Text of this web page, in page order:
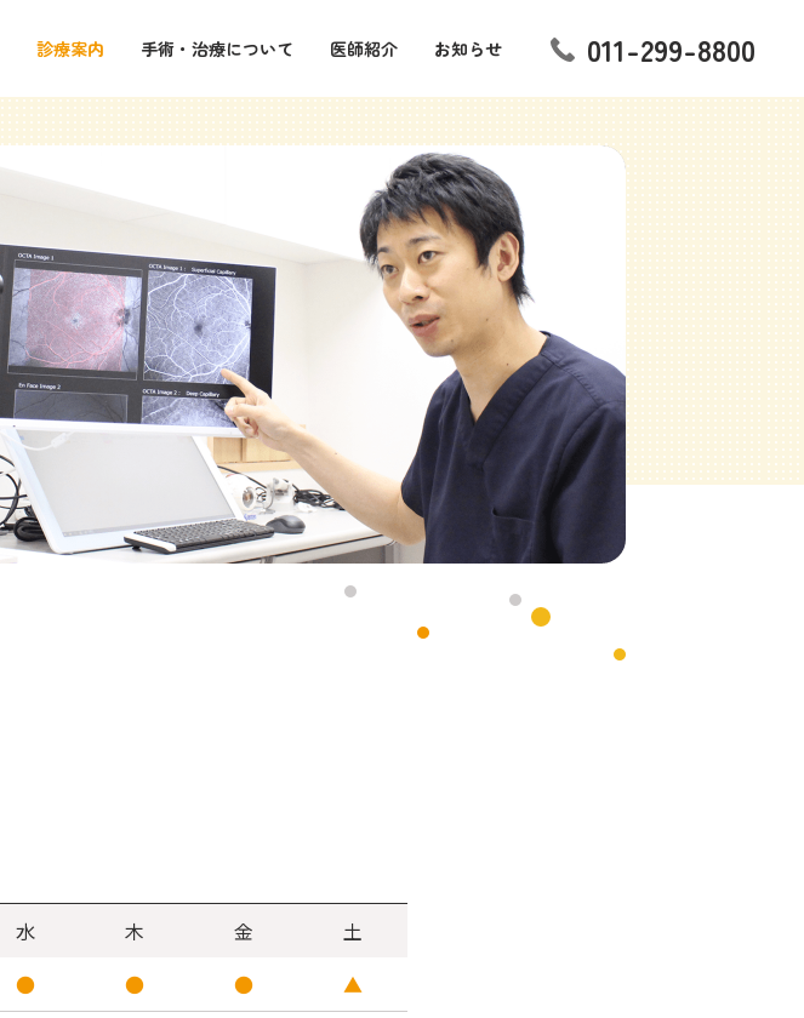
診療案内 手術・治療について 医師紹介 お知らせ 011-299-8800
水 木 金
土
● ● ●
▲